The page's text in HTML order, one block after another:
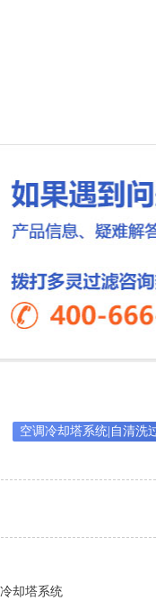
空调冷却塔系统|自清洗
却塔系统